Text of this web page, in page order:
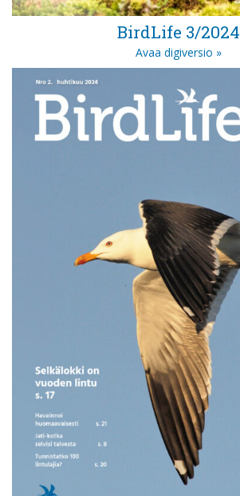
BirdLife 3/2024
Avaa digiversio »